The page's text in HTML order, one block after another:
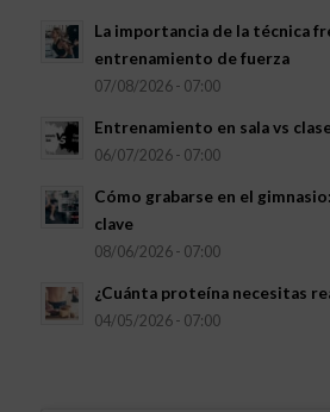
La importancia de la técnica
entrenamiento de fuerza
07/08/2026 - 07:00
Entrenamiento en sala vs
06/07/2026 - 07:00
Cómo grabarse en el
clave
08/06/2026 - 07:00
¿Cuánta proteína necesitas
04/05/2026 - 07:00